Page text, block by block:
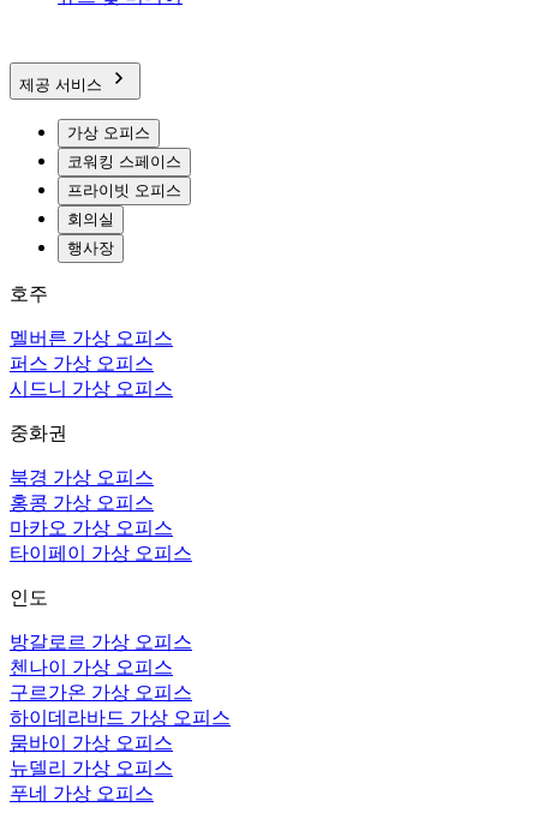
제공 서비스
가상 오피스
코워킹 스페이스
프라이빗 오피스
회의실
행사장
호주
멜버른 가상 오피스
퍼스 가상 오피스
시드니 가상 오피스
중화권
북경 가상 오피스
홍콩 가상 오피스
마카오 가상 오피스
타이페이 가상 오피스
인도
방갈로르 가상 오피스
첸나이 가상 오피스
구르가온 가상 오피스
하이데라바드 가상 오피스
뭄바이 가상 오피스
뉴델리 가상 오피스
푸네 가상 오피스